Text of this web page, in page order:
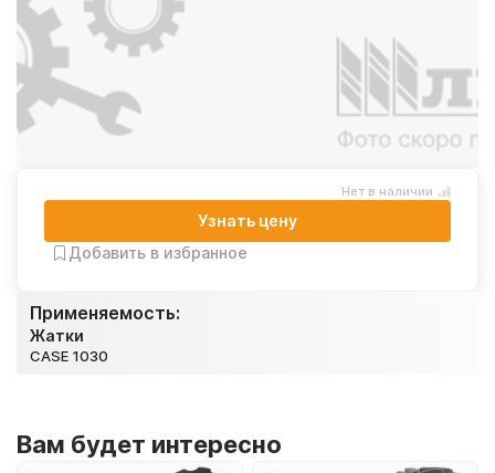
Применяемость:
Жатки
CASE 1030
Нет в наличии
Узнать цену
Добавить в избранное
Вам будет интересно